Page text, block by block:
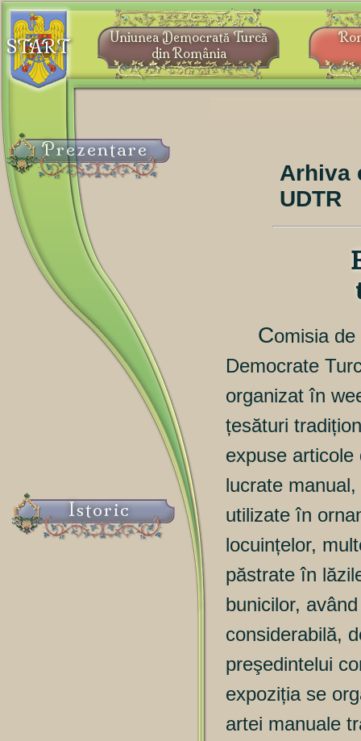
START
Prezentare
Istoric
Uniunea Democrată Turcă
din România
Arhiva
UDTR
Comisia
Democrate
organizat în
țesături
expuse
lucrate
utilizate în
locuințelor,
păstrate în
bunicilor,
considerabilă,
preşedintelui
expoziția se
artei manuale